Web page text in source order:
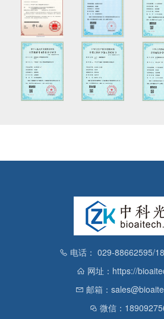
电话： 029-88662595/
网址：https://
邮箱：
微信：